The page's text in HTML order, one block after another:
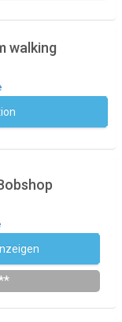
walking